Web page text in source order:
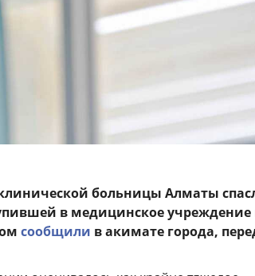
больницы Алматы
в медицинское учреждение
сообщили в акимате города,